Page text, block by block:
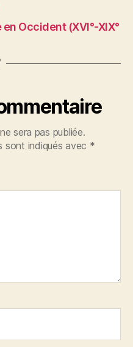
Occident (XVI°-XIX°
sera pas publiée.
sont indiqués avec *